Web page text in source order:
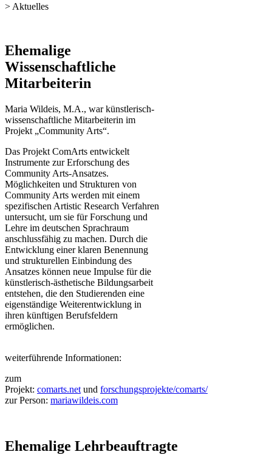
> Aktuelles
​Ehemalige
Wissenschaftliche
Mitarbeiterin​
Maria Wildeis, M.A., war künstlerisch-
wissenschaftliche Mitarbeiterin im
Projekt „Community Arts“.
Das Projekt ComArts entwickelt
Instrumente zur Erforschung des
Community Arts-Ansatzes.
Möglichkeiten und Strukturen von
Community Arts werden mit einem
spezifischen Artistic Research Verfahren
untersucht, um sie für Forschung und
Lehre im deutschen Sprachraum
anschlussfähig zu machen. Durch die
Entwicklung einer klaren Benennung
und strukturellen Einbindung des
Ansatzes können neue Impulse für die
künstlerisch-ästhetische Bildungsarbeit
entstehen, die den Studierenden eine
eigenständige Weiterentwicklung in
ihren künftigen Berufsfeldern
ermöglichen.
weiterführende Informationen:
​zum
Projekt: comarts.net und forschungsprojekte/comarts/
zur Person: mariawildeis.com​
Ehemalige Lehrbeauftragte